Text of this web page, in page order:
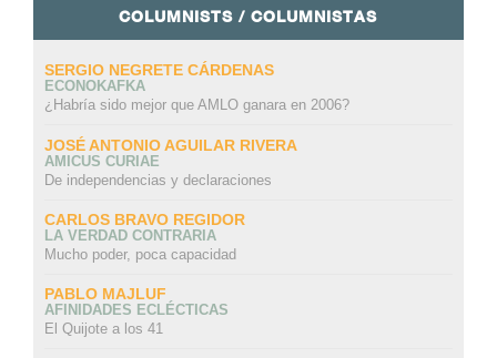
COLUMNISTS / COLUMNISTAS
SERGIO NEGRETE CÁRDENAS
ECONOKAFKA
¿Habría sido mejor que AMLO ganara en 2006?
JOSÉ ANTONIO AGUILAR RIVERA
AMICUS CURIAE
De independencias y declaraciones
CARLOS BRAVO REGIDOR
LA VERDAD CONTRARIA
Mucho poder, poca capacidad
PABLO MAJLUF
AFINIDADES ECLÉCTICAS
El Quijote a los 41